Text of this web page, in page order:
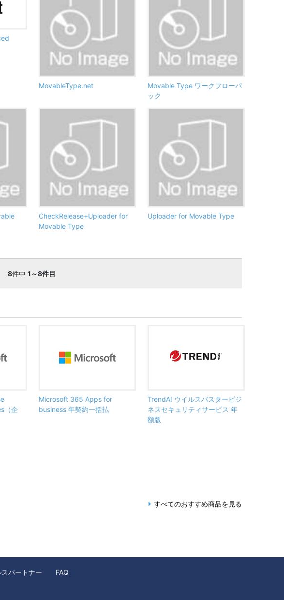
MovableType.net
Movable Type ワークフローパ
ック
CheckRelease+Uploader for
Movable Type
Uploader for Movable Type
8件中 1～8件目
（企
Microsoft 365 Apps for
business 年契約一括払
TrendAI ウイルスバスタービジ
ネスセキュリティサービス 年
額版
すべてのおすすめ商品を見る
パートナー FAQ